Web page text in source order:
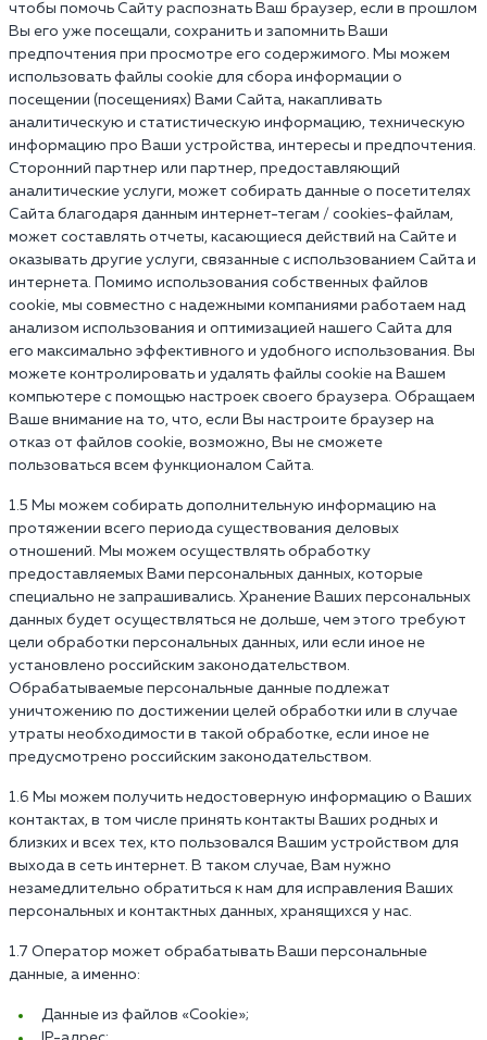
чтобы помочь Сайту распознать Ваш браузер, если в прошлом
Вы его уже посещали, сохранить и запомнить Ваши
предпочтения при просмотре его содержимого. Мы можем
использовать файлы cookie для сбора информации о
посещении (посещениях) Вами Сайта, накапливать
аналитическую и статистическую информацию, техническую
информацию про Ваши устройства, интересы и предпочтения.
Сторонний партнер или партнер, предоставляющий
аналитические услуги, может собирать данные о посетителях
Сайта благодаря данным интернет-тегам / cookies-файлам,
может составлять отчеты, касающиеся действий на Сайте и
оказывать другие услуги, связанные с использованием Сайта и
интернета. Помимо использования собственных файлов
cookie, мы совместно с надежными компаниями работаем над
анализом использования и оптимизацией нашего Сайта для
его максимально эффективного и удобного использования. Вы
можете контролировать и удалять файлы cookie на Вашем
компьютере с помощью настроек своего браузера. Обращаем
Ваше внимание на то, что, если Вы настроите браузер на
отказ от файлов cookie, возможно, Вы не сможете
пользоваться всем функционалом Сайта.
1.5 Мы можем собирать дополнительную информацию на
протяжении всего периода существования деловых
отношений. Мы можем осуществлять обработку
предоставляемых Вами персональных данных, которые
специально не запрашивались. Хранение Ваших персональных
данных будет осуществляться не дольше, чем этого требуют
цели обработки персональных данных, или если иное не
установлено российским законодательством.
Обрабатываемые персональные данные подлежат
уничтожению по достижении целей обработки или в случае
утраты необходимости в такой обработке, если иное не
предусмотрено российским законодательством.
1.6 Мы можем получить недостоверную информацию о Ваших
контактах, в том числе принять контакты Ваших родных и
близких и всех тех, кто пользовался Вашим устройством для
выхода в сеть интернет. В таком случае, Вам нужно
незамедлительно обратиться к нам для исправления Ваших
персональных и контактных данных, хранящихся у нас.
1.7 Оператор может обрабатывать Ваши персональные
данные, а именно:
Данные из файлов «Cookie»;